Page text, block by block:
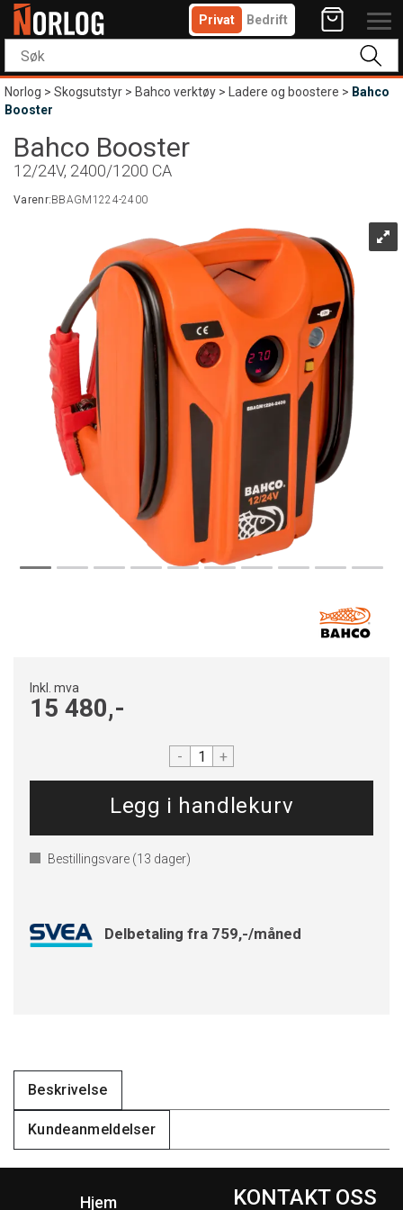
Privat Bedrift
Norlog>Skogsutstyr>Bahco verktøy> Ladere og boostere> Bahco
Booster
Bahco Booster
12/24V, 2400/1200 CA
Varenr:BBAGM1224-2400
Inkl. mva
15 480,-
- +
Bestillingsvare (13 dager)
Delbetaling fra 759,-/måned
Beskrivelse
Kundeanmeldelser
Hjem KONTAKT OSS